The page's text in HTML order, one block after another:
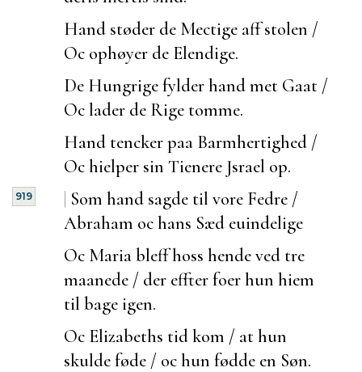
Hand støder de Mectige aff stolen /
Oc ophøyer de Elendige.
De Hungrige fylder hand met Gaat /
Oc lader de Rige tomme.
Hand tencker paa Barmhertighed /
Oc hielper sin Tienere Jsrael op.
|
919
Som hand sagde til vore Fedre /
Abraham oc hans Sæd euindelige
Oc Maria bleff hoss hende ved tre
maanede / der effterfoer hun hiem
til bage igen.
Oc Elizabeths tid kom / at hun
skulde føde / oc hun fødde en Søn.